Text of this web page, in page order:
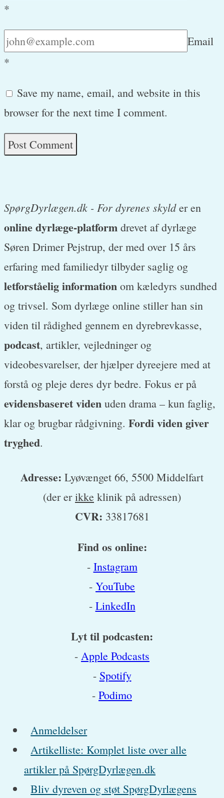
*
Email
*
Save my name, email, and website in this
browser for the next time I comment.
SpørgDyrlægen.dk - For dyrenes skylder en
online dyrlæge-platform drevet af dyrlæge
Søren Drimer Pejstrup, der med over 15 års
erfaring med familiedyr tilbyder saglig og
letforståelig information om kæledyrs sundhed
og trivsel. Som dyrlæge online stiller han sin
viden til rådighed gennem en dyrebrevkasse,
podcast, artikler, vejledninger og
videobesvarelser, der hjælper dyreejere med at
forstå og pleje deres dyr bedre. Fokus er på
evidensbaseret viden uden drama – kun faglig,
klar og brugbar rådgivning. Fordi viden giver
tryghed.
Adresse: Lyøvænget 66, 5500 Middelfart
(der erikke klinik på adressen)
CVR: 33817681
Find os online:
- Instagram
- YouTube
- LinkedIn
Lyt til podcasten:
- Apple Podcasts
- Spotify
- Podimo
Anmeldelser
Artikelliste: Komplet liste over alle
artikler på SpørgDyrlægen.dk
Bliv dyreven og støt SpørgDyrlægens